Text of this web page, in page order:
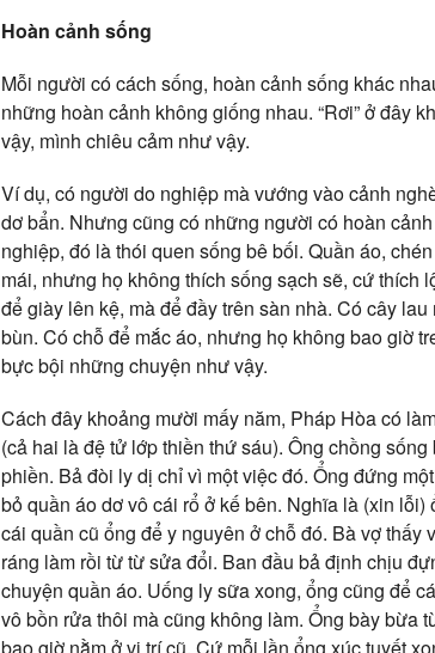
Hoàn cảnh sống
Mỗi người có cách sống, hoàn cảnh sống khác
những hoàn cảnh không giống nhau. “Rơi” ở đây
vậy, mình chiêu cảm như vậy.
Ví dụ, có người do nghiệp mà vướng vào cảnh
dơ bẩn. Nhưng cũng có những người có hoàn
nghiệp, đó là thói quen sống bê bối. Quần áo,
mái, nhưng họ không thích sống sạch sẽ, cứ thích
để giày lên kệ, mà để đầy trên sàn nhà. Có cây
bùn. Có chỗ để mắc áo, nhưng họ không bao giờ
bực bội những chuyện như vậy.
Cách đây khoảng mười mấy năm, Pháp Hòa có
(cả hai là đệ tử lớp thiền thứ sáu). Ông chồng
phiền. Bả đòi ly dị chỉ vì một việc đó. Ổng đứng
bỏ quần áo dơ vô cái rổ ở kế bên. Nghĩa là (xin
cái quần cũ ổng để y nguyên ở chỗ đó. Bà vợ
ráng làm rồi từ từ sửa đổi. Ban đầu bả định chịu
chuyện quần áo. Uống ly sữa xong, ổng cũng để
vô bồn rửa thôi mà cũng không làm. Ổng bày bừa
bao giờ nằm ở vị trí cũ. Cứ mỗi lần ổng xúc tuyết